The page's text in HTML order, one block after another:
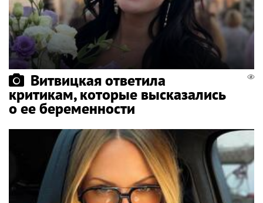
Витвицкая ответила
критикам, которые высказались
о ее беременности